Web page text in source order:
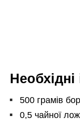
Необхідні
500 грамів
0,5 чайної